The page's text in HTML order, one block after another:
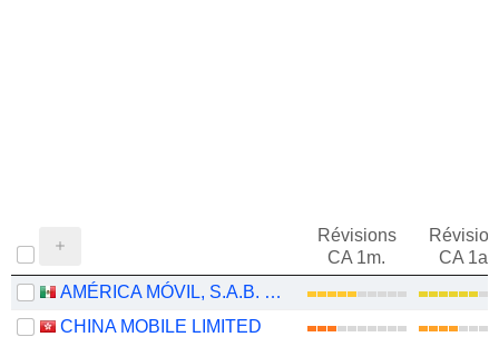
Révisions
CA 1m.
CA 1an
AMÉRICA MÓVIL, S.A.B. DE C.V.
CHINA MOBILE LIMITED